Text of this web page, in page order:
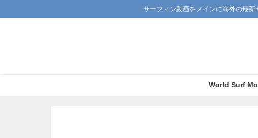
サーフィン動画をメインに海外の最
World Surf